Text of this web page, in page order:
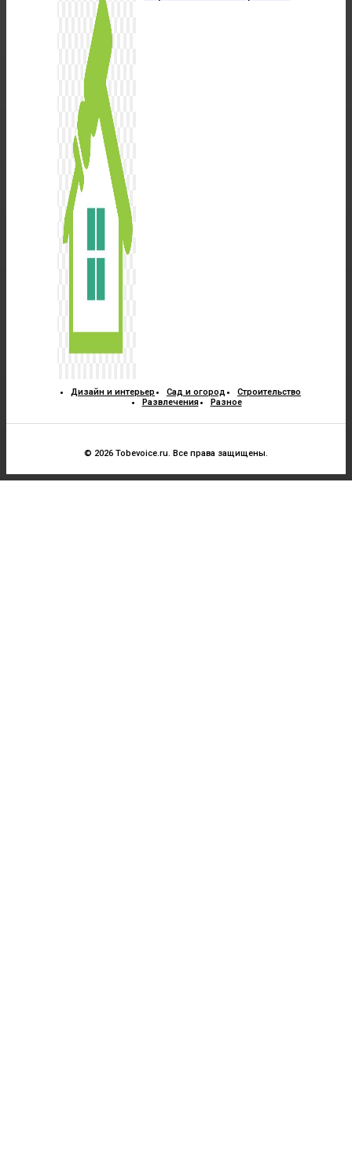
Дизайн и интерьер Сад и огород
Строительство
Развлечения
Разное
© 2026 Tobevoice.ru. Все права защищены.